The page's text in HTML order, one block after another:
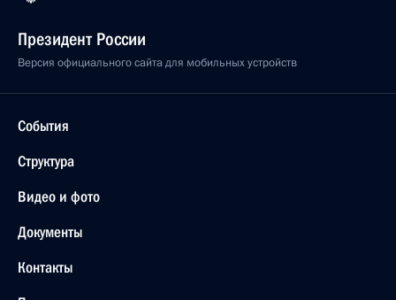
Президент России
Версия официального сайта для мобильных устройств
События
Структура
Видео и фото
Документы
Контакты